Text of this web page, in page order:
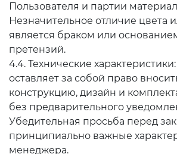
Пользователя и партии
Незначительное отличие цвета
является браком или
претензий.
4.4. Технические
оставляет за собой право
конструкцию, дизайн и
без предварительного
Убедительная просьба перед
принципиально важные
менеджера.